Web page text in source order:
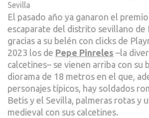
Sevilla
El pasado año ya ganaron el
escaparate del distrito sevillano de
gracias a su belén con clicks de
2023 los de Pepe Pinreles –la
calcetines– se vienen arriba con su
diorama de 18 metros en el que,
personajes típicos, hay soldados
Betis y el Sevilla, palmeras rotas y
medieval con sus calcetines.